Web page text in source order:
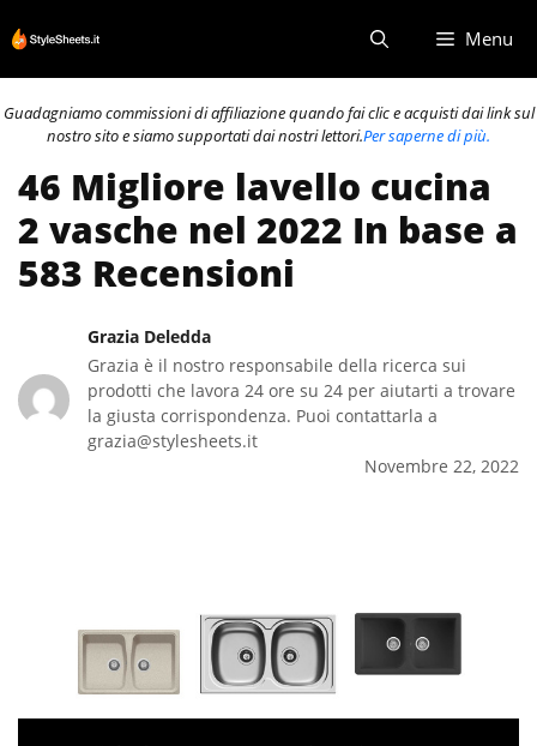
al
contenuto
Menu
Guadagniamo commissioni di affiliazione quando fai clic e acquisti dai link sul
nostro sito e siamo supportati dai nostri lettori.Per saperne di più.
46 Migliore lavello cucina
2 vasche nel 2022 In base a
583 Recensioni
Grazia Deledda
Grazia è il nostro responsabile della ricerca sui
prodotti che lavora 24 ore su 24 per aiutarti a trovare
la giusta corrispondenza. Puoi contattarla a
grazia@stylesheets.it
Novembre 22, 2022